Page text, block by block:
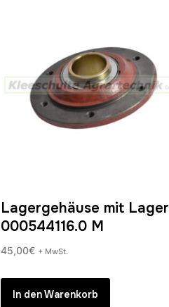
Lagergehäuse mit Lager
000544116.0 M
45,00€ + MwSt.
In den Warenkorb